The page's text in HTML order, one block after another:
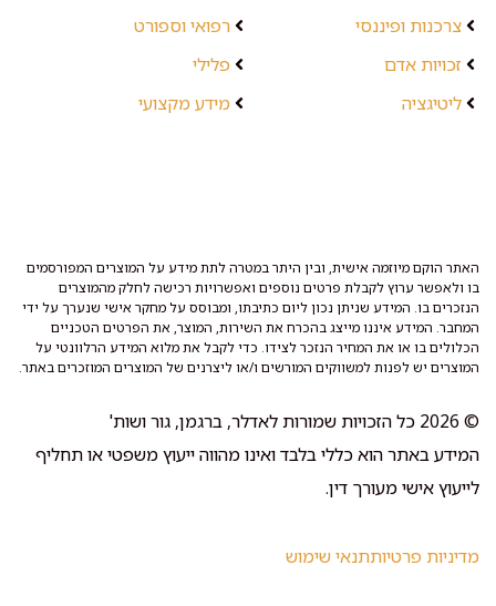
צרכנות ופיננסי
זכויות אדם
ליטיגציה
רפואי וספורט
פלילי
מידע מקצועי
האתר הוקם מיוזמה אישית, ובין היתר במטרה לתת מידע על המוצרים המפורסמים
בו ולאפשר ערוץ לקבלת פרטים נוספים ואפשרויות רכישה לחלק מהמוצרים
הנזכרים בו. המידע שניתן נכון ליום כתיבתו, ומבוסס על מחקר אישי שנערך על ידי
המחבר. המידע איננו מייצג בהכרח את השירות, המוצר, את הפרטים הטכניים
הכלולים בו או את המחיר הנזכר לצידו. כדי לקבל את מלוא המידע הרלוונטי על
המוצרים יש לפנות למשווקים המורשים ו/או ליצרנים של המוצרים המוזכרים באתר.
© 2026 כל הזכויות שמורות לאדלר, ברגמן, גור ושות'
המידע באתר הוא כללי בלבד ואינו מהווה ייעוץ משפטי או תחליף
לייעוץ אישי מעורך דין.
מדיניות פרטיותתנאי שימוש